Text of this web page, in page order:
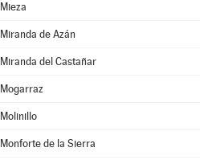
Mieza
Miranda de Azán
Miranda del Castañar
Mogarraz
Molinillo
Monforte de la Sierra